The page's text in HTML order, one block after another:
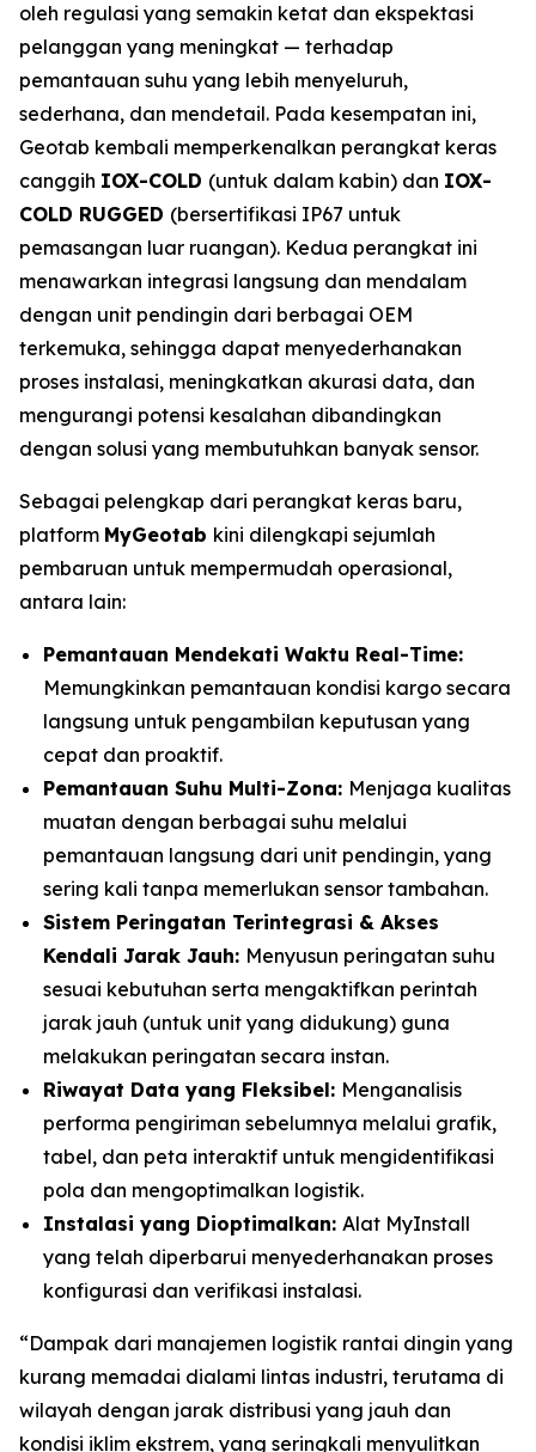
oleh regulasi yang semakin ketat dan ekspektasi
pelanggan yang meningkat — terhadap
pemantauan suhu yang lebih menyeluruh,
sederhana, dan mendetail. Pada kesempatan ini,
Geotab kembali memperkenalkan perangkat keras
canggih IOX-COLD (untuk dalam kabin) dan IOX-
COLD RUGGED (bersertifikasi IP67 untuk
pemasangan luar ruangan). Kedua perangkat ini
menawarkan integrasi langsung dan mendalam
dengan unit pendingin dari berbagai OEM
terkemuka, sehingga dapat menyederhanakan
proses instalasi, meningkatkan akurasi data, dan
mengurangi potensi kesalahan dibandingkan
dengan solusi yang membutuhkan banyak sensor.
Sebagai pelengkap dari perangkat keras baru,
platform MyGeotab kini dilengkapi sejumlah
pembaruan untuk mempermudah operasional,
antara lain:
Pemantauan Mendekati Waktu Real-Time:
Memungkinkan pemantauan kondisi kargo secara
langsung untuk pengambilan keputusan yang
cepat dan proaktif.
Pemantauan Suhu Multi-Zona: Menjaga kualitas
muatan dengan berbagai suhu melalui
pemantauan langsung dari unit pendingin, yang
sering kali tanpa memerlukan sensor tambahan.
Sistem Peringatan Terintegrasi & Akses
Kendali Jarak Jauh: Menyusun peringatan suhu
sesuai kebutuhan serta mengaktifkan perintah
jarak jauh (untuk unit yang didukung) guna
melakukan peringatan secara instan.
Riwayat Data yang Fleksibel: Menganalisis
performa pengiriman sebelumnya melalui grafik,
tabel, dan peta interaktif untuk mengidentifikasi
pola dan mengoptimalkan logistik.
Instalasi yang Dioptimalkan: Alat MyInstall
yang telah diperbarui menyederhanakan proses
konfigurasi dan verifikasi instalasi.
“Dampak dari manajemen logistik rantai dingin yang
kurang memadai dialami lintas industri, terutama di
wilayah dengan jarak distribusi yang jauh dan
kondisi iklim ekstrem, yang seringkali menyulitkan